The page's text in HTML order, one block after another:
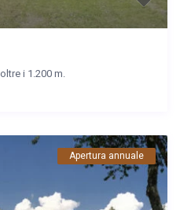
oltre i 1.200 m.
Apertura annuale